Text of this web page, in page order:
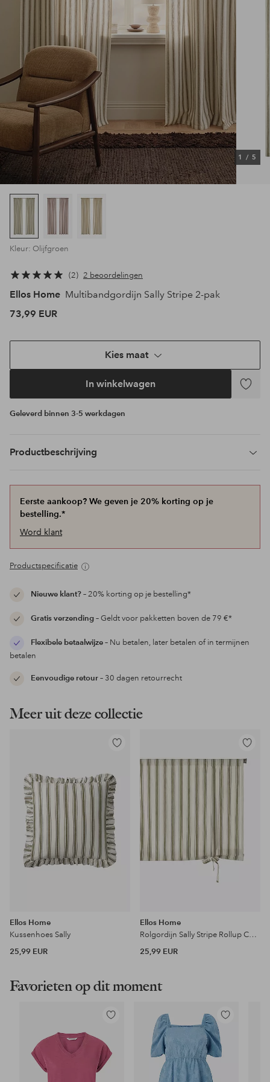
1 / 5
Kleur: Olijfgroen
2 2 beoordelingen
Ellos Home Multibandgordijn Sally Stripe 2-pak
73,99 EUR
Kies maat
In winkelwagen
Geleverd binnen 3-5 werkdagen
Productbeschrijving
Eerste aankoop? We geven je 20% korting op je
bestelling.*
Word klant
Productspecificatie
Nieuwe klant?– 20% korting op je bestelling*
Gratis verzending– Geldt voor pakketten boven de 79 €*
Flexibele betaalwijze– Nu betalen, later betalen of in termijnen
betalen
Eenvoudige retour– 30 dagen retourrecht
Meer uit deze collectie
Toevoegen
favorieten
Ellos Home
Kussenhoes Sally
25,99 EUR
aan
Ellos Home
Rolgordijn Sally Stripe Rollup Curtains
25,99 EUR
Favorieten op dit moment
Toevoegen
favorieten
Toevoegen
aan
favorieten